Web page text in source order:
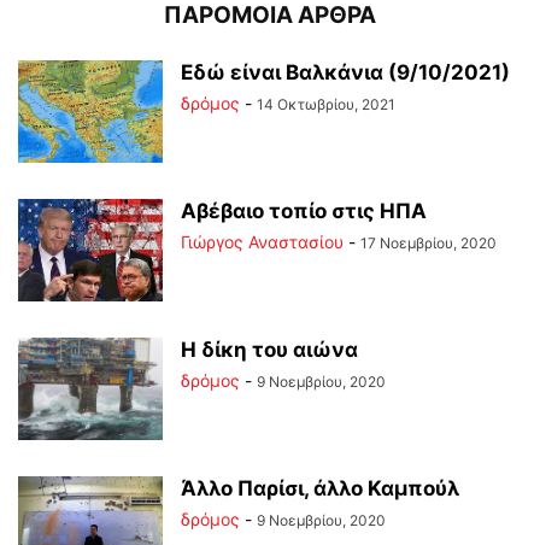
ΠΑΡΟΜΟΙΑ ΑΡΘΡΑ
Εδώ είναι Βαλκάνια (9/10/2021)
δρόμος - 14 Οκτωβρίου, 2021
Αβέβαιο τοπίο στις ΗΠΑ
Γιώργος Αναστασίου - 17 Νοεμβρίου, 2020
Η δίκη του αιώνα
δρόμος - 9 Νοεμβρίου, 2020
Άλλο Παρίσι, άλλο Καμπούλ
δρόμος - 9 Νοεμβρίου, 2020